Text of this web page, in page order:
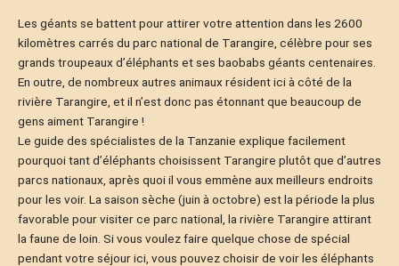
Les géants se battent pour attirer votre attention dans les 2600
kilomètres carrés du parc national de Tarangire, célèbre pour ses
grands troupeaux d’éléphants et ses baobabs géants centenaires.
En outre, de nombreux autres animaux résident ici à côté de la
rivière Tarangire, et il n’est donc pas étonnant que beaucoup de
gens aiment Tarangire !
Le guide des spécialistes de la Tanzanie explique facilement
pourquoi tant d’éléphants choisissent Tarangire plutôt que d’autres
parcs nationaux, après quoi il vous emmène aux meilleurs endroits
pour les voir. La saison sèche (juin à octobre) est la période la plus
favorable pour visiter ce parc national, la rivière Tarangire attirant
la faune de loin. Si vous voulez faire quelque chose de spécial
pendant votre séjour ici, vous pouvez choisir de voir les éléphants